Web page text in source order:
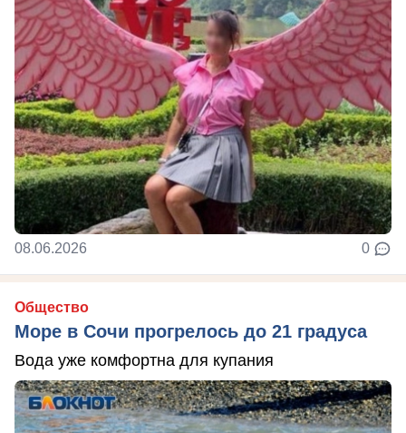
08.06.2026 0
Общество
Море в Сочи прогрелось до 21 градуса
Вода уже комфортна для купания